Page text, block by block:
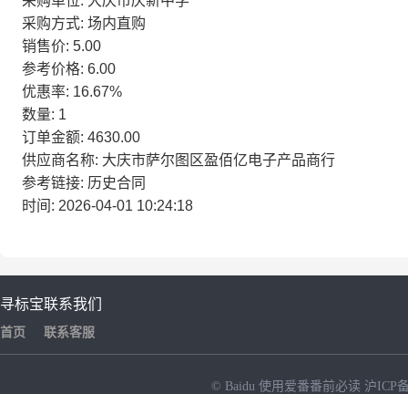
采购方式: 场内直购
销售价: 5.00
参考价格: 6.00
优惠率: 16.67%
数量: 1
订单金额: 4630.00
供应商名称: 大庆市萨尔图区盈佰亿电子产品商行
参考链接: 历史合同
时间: 2026-04-01 10:24:18
寻标宝
首页
联系我们
联系客服
© Baidu 使用爱番番前必读 沪ICP